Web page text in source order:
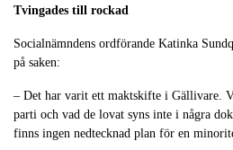
Tvingades till rockad
Socialnämndens ordförande Katinka
på saken:
– Det har varit ett maktskifte i Gällivare.
parti och vad de lovat syns inte i några
finns ingen nedtecknad plan för en